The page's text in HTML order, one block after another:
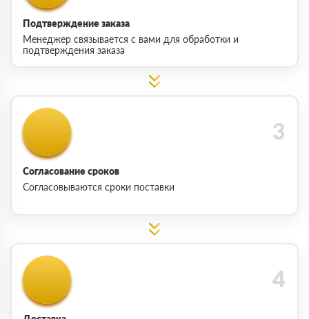
Подтверждение заказа
Менеджер связывается с вами для обработки и
подтверждения заказа
Согласование сроков
Согласовываются сроки поставки